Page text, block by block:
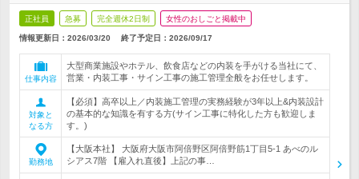
正社員 急募 完全週休2日制 女性のおしごと掲載中
情報更新日：2026/03/20 終了予定日： 2026/09/17
仕事内容
大型商業施設やホテル、飲食店などの内装を手がける当社にて、
営業・内装工事・サイン工事の施工管理全般をお任せします。
対象と
なる方
【必須】高卒以上／内装施工管理の実務経験が3年以上&内装設計
の基本的な知識を有する方(サイン工事に特化した方も歓迎しま
す。)
勤務地
【大阪本社】 大阪府大阪市阿倍野区阿倍野筋1丁目5-1 あべのル
シアス7階 【雇入れ直後】上記の事…